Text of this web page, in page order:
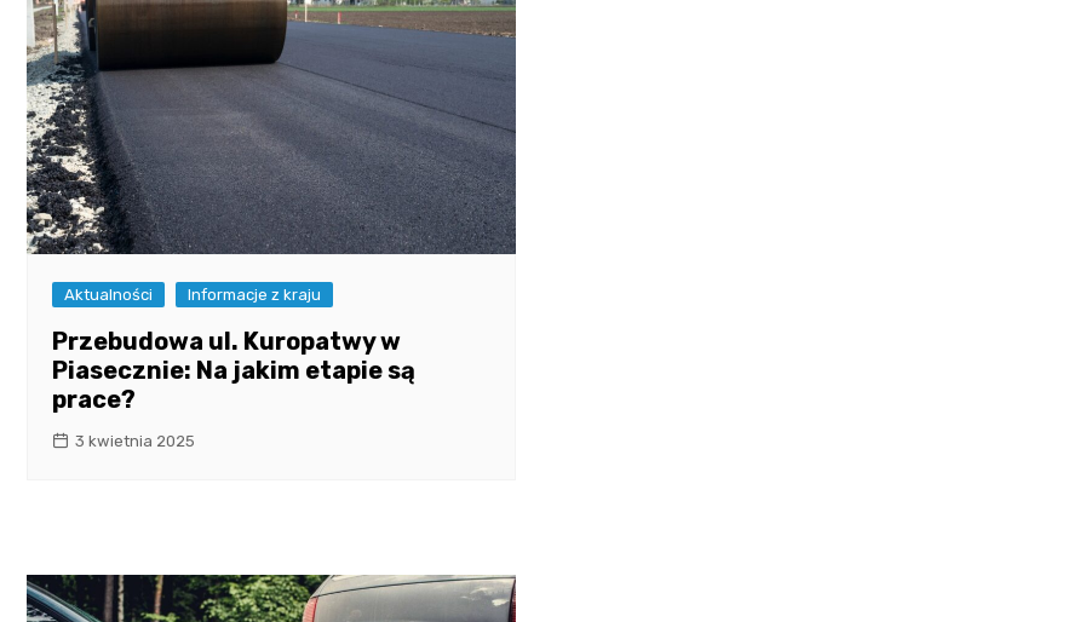
Aktualności Informacje z kraju
Przebudowa ul. Kuropatwy w
Piasecznie: Na jakim etapie są
prace?
3 kwietnia 2025